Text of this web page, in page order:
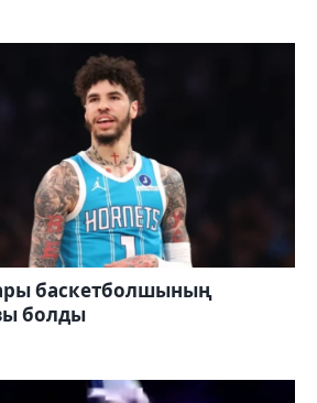
баскетболшының
болды